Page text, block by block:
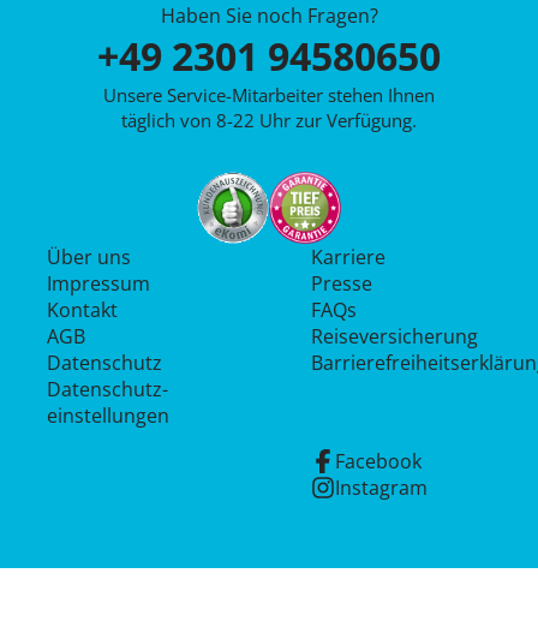
Haben Sie noch Fragen?
+49 2301 94580650
Unsere Service-Mitarbeiter stehen Ihnen
täglich von 8-22 Uhr zur Verfügung.
Über uns
Impressum
Kontakt
AGB
Datenschutz
Datenschutz­
einstellungen
Karriere
Presse
FAQs
Reiseversicherung
Facebook
Instagram